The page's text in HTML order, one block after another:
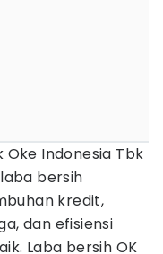
Oke Indonesia Tbk
bersih
kredit,
dan efisiensi
Laba bersih OK